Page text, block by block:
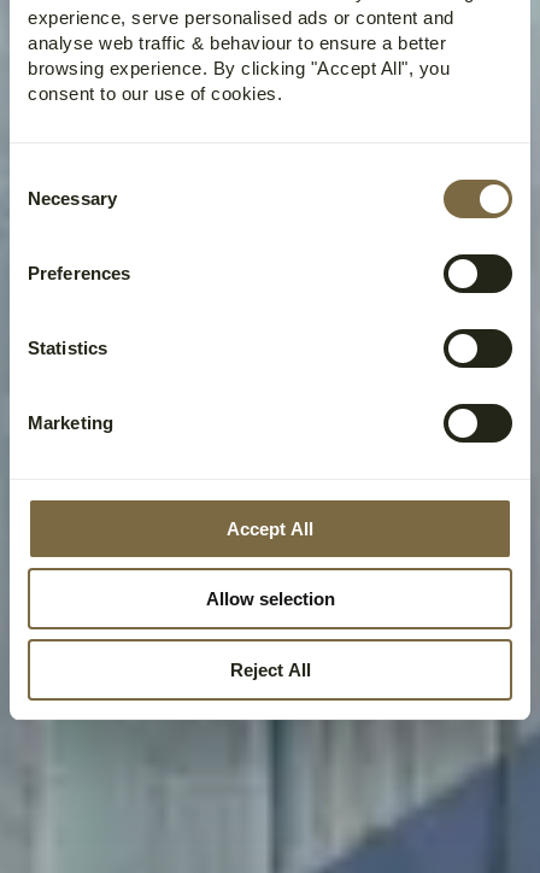
experience, serve personalised ads or content and
analyse web traffic & behaviour to ensure a better
browsing experience. By clicking "Accept All", you
consent to our use of cookies.
Selection
Necessary
Preferences
Statistics
Marketing
Accept All
Allow selection
Reject All